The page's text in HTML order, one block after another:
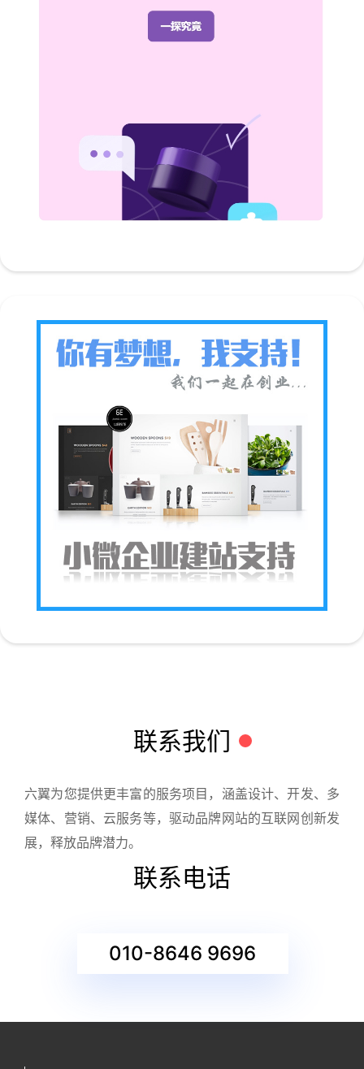
联系我们
六翼为您提供更丰富的服务项目，涵盖设计、开发、多
媒体、营销、云服务等，驱动品牌网站的互联网创新发
展，释放品牌潜力。
联系电话
010-8646 9696